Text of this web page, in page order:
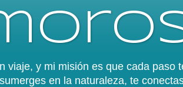
viaje, y mi misión es que cada
en la naturaleza, te